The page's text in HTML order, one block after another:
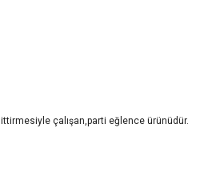
çalışan,parti eğlence ürünüdür.